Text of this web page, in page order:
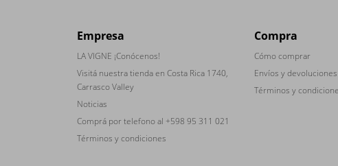
Empresa
LA VIGNE ¡Conócenos!
Visitá nuestra tienda en Costa Rica 1740,
Carrasco Valley
Noticias
Comprá por telefono al +598 95 311 021
Términos y condiciones
Compra
Cómo comprar
Envíos y devoluciones
Términos y